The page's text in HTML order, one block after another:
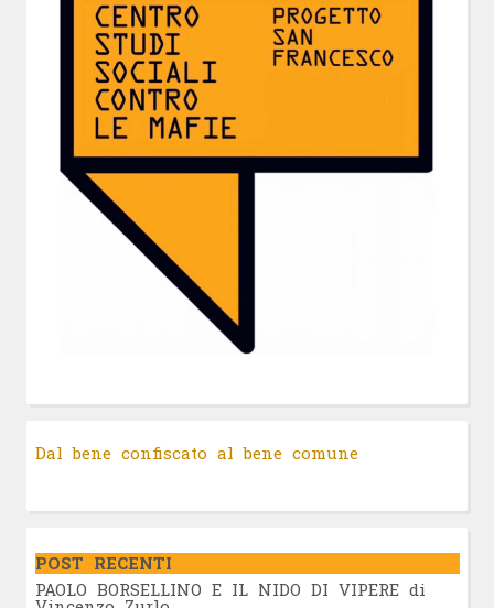
Dal bene confiscato al bene comune
POST RECENTI
PAOLO BORSELLINO E IL NIDO DI VIPERE di